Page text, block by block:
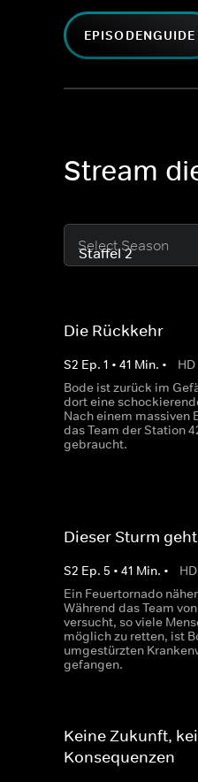
EPISODENGUIDE
Stream
Select Season
Die Rückkehr
S2 Ep. 1 • 41 Min. • HD
Bode ist zurück im
dort eine
Nach einem massiven
das Team der Station
gebraucht.
Dieser Sturm
S2 Ep. 5 • 41 Min. • HD
Ein Feuertornado
Während das Team
versucht, so viele
möglich zu retten, ist
umgestürzten
gefangen.
Keine Zukunft,
Konsequenzen